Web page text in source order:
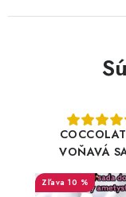
VOŇAVÁ
RUŽOVÝ
10 %